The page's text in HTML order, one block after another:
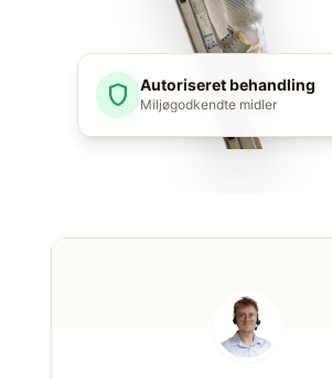
shield Autoriseret behandling
Miljøgodkendte midler